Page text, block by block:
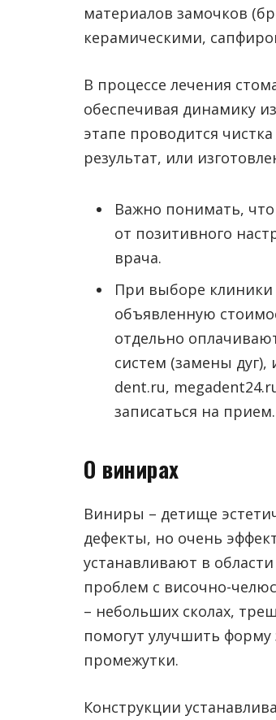
материалов замочков
керамическими,
В процессе лечения
обеспечивая динамику
этапе проводится
результат, или
Важно понимать, что
от позитивного
врача.
При выборе клиники
объявленную
отдельно
систем (замены дуг),
dent.ru,
записаться на прием.
О винирах
Виниры – детище
дефекты, но очень
устанавливают в
проблем с височно-
– небольших сколах,
помогут улучшить
промежутки.
Конструкции